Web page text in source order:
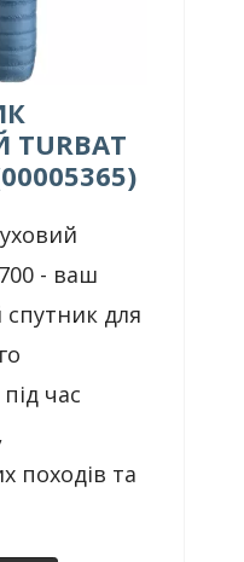
- ваш
для
час
походів та